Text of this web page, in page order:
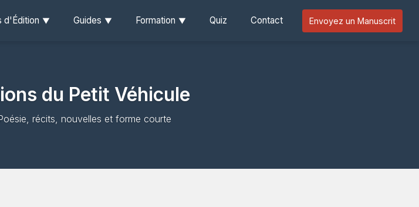
d'Édition Guides Formation Quiz Contact Envoyez un Manuscrit
du Petit Véhicule
récits, nouvelles et forme courte